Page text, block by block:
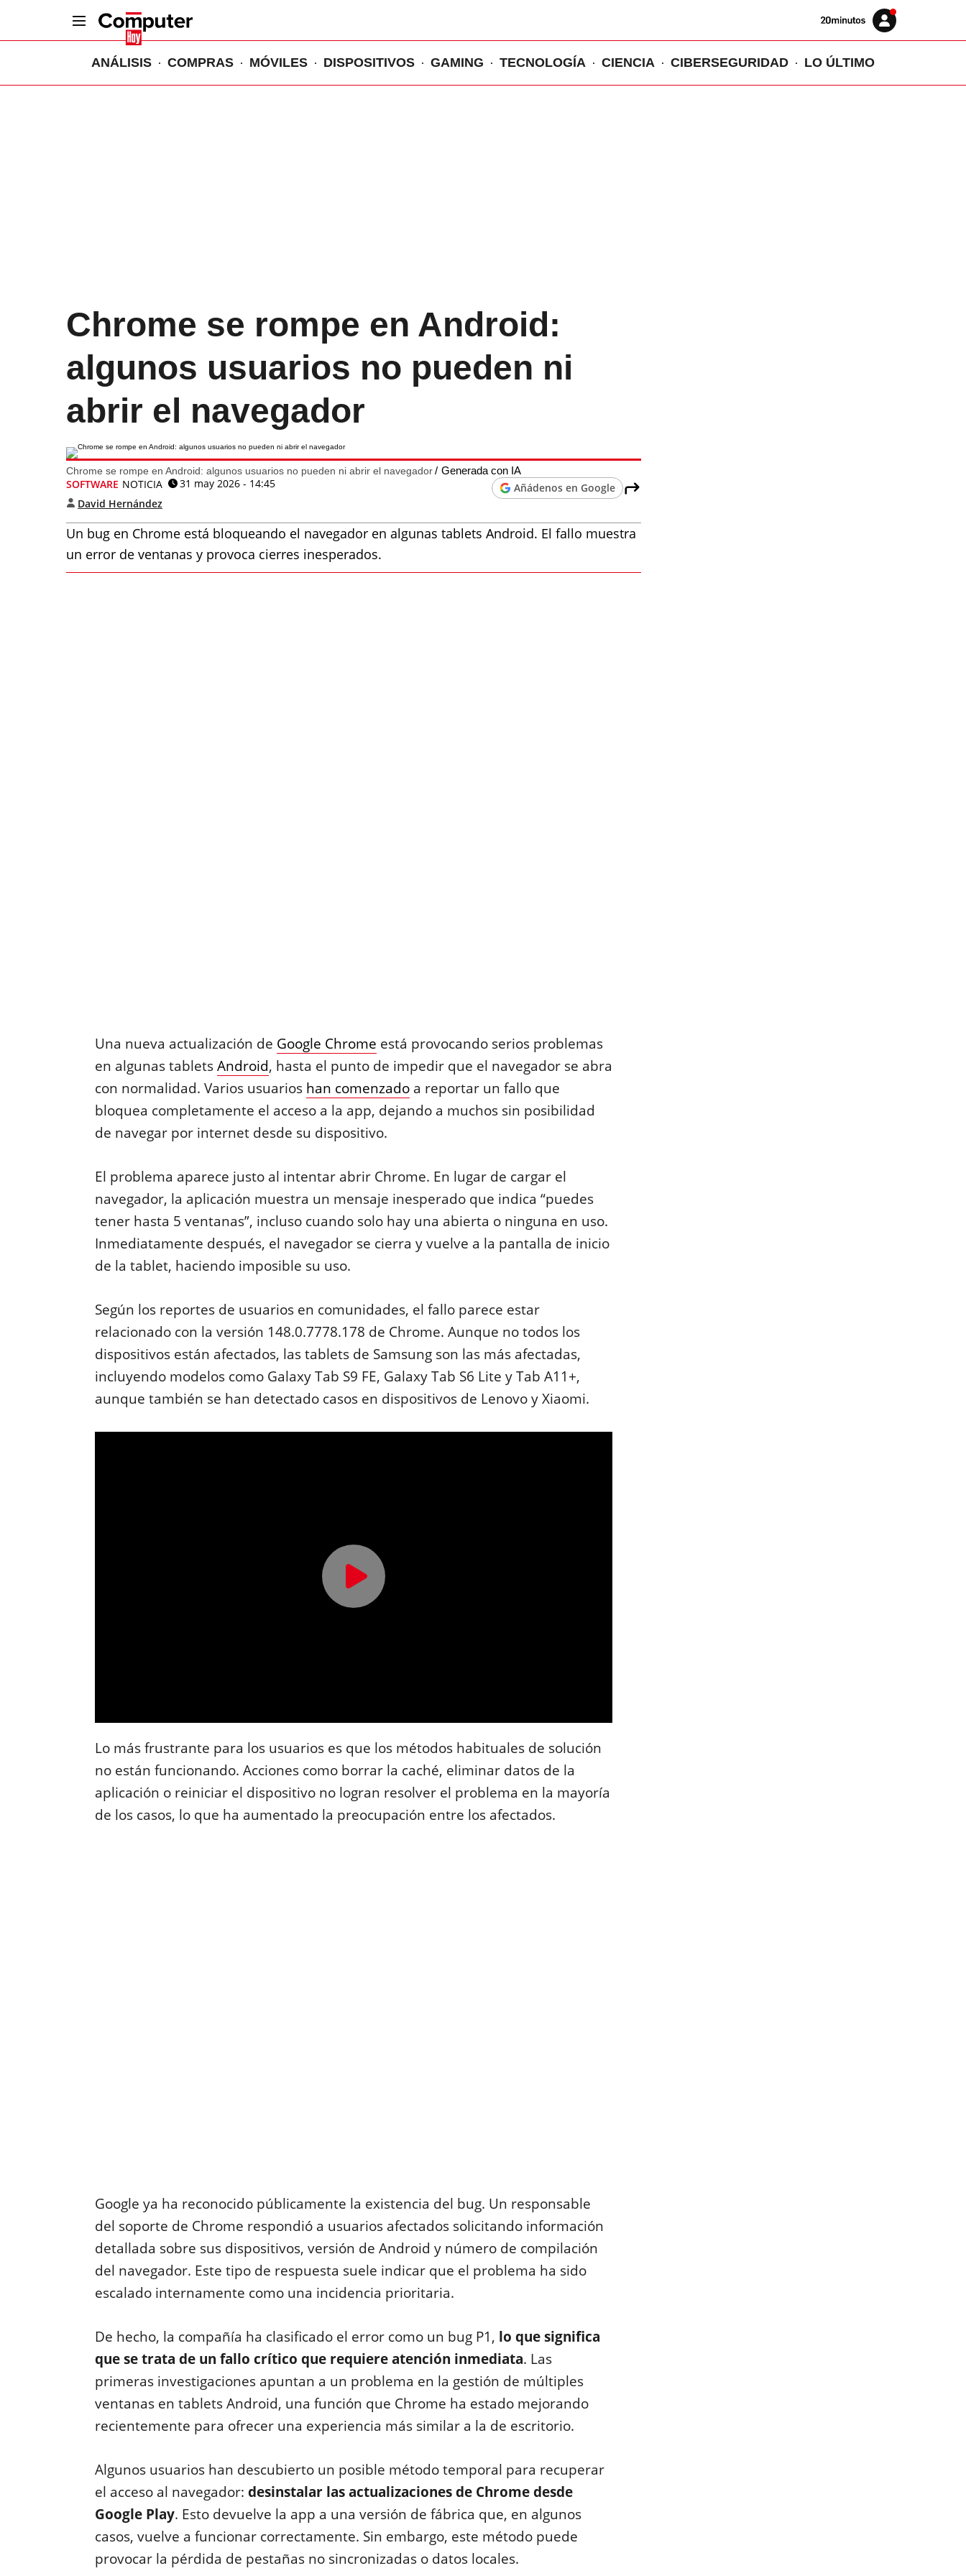
Volver
Iniciar
sesión
ANÁLISIS COMPRAS MÓVILES DISPOSITIVOS GAMING TECNOLOGÍA CIENCIA CIBERSEGURIDAD LO ÚLTIMO
Chrome se rompe en Android:
algunos usuarios no pueden ni
abrir el navegador
Chrome se rompe en Android: algunos usuarios no pueden ni abrir el navegador Generada con IA
SOFTWARE NOTICIA
31 may 2026 - 14:45
David Hernández
Añádenos en Google
Un bug en Chrome está bloqueando el navegador en algunas tablets Android. El fallo muestra
un error de ventanas y provoca cierres inesperados.
Una nueva actualización de Google Chrome está provocando serios problemas
en algunas tabletsAndroid, hasta el punto de impedir que el navegador se abra
con normalidad. Varios usuarios han comenzadoa reportar un fallo que
bloquea completamente el acceso a la app, dejando a muchos sin posibilidad
de navegar por internet desde su dispositivo.
El problema aparece justo al intentar abrir Chrome. En lugar de cargar el
navegador, la aplicación muestra un mensaje inesperado que indica “puedes
tener hasta 5 ventanas”, incluso cuando solo hay una abierta o ninguna en uso.
Inmediatamente después, el navegador se cierra y vuelve a la pantalla de inicio
de la tablet, haciendo imposible su uso.
Según los reportes de usuarios en comunidades, el fallo parece estar
relacionado con la versión 148.0.7778.178 de Chrome. Aunque no todos los
dispositivos están afectados, las tablets de Samsung son las más afectadas,
incluyendo modelos como Galaxy Tab S9 FE, Galaxy Tab S6 Lite y Tab A11+,
aunque también se han detectado casos en dispositivos de Lenovo y Xiaomi.
Lo más frustrante para los usuarios es que los métodos habituales de solución
no están funcionando. Acciones como borrar la caché, eliminar datos de la
aplicación o reiniciar el dispositivo no logran resolver el problema en la mayoría
de los casos, lo que ha aumentado la preocupación entre los afectados.
Google ya ha reconocido públicamente la existencia del bug. Un responsable
del soporte de Chrome respondió a usuarios afectados solicitando información
detallada sobre sus dispositivos, versión de Android y número de compilación
del navegador. Este tipo de respuesta suele indicar que el problema ha sido
escalado internamente como una incidencia prioritaria.
De hecho, la compañía ha clasificado el error como un bug P1, lo que significa
que se trata de un fallo crítico que requiere atención inmediata. Las
primeras investigaciones apuntan a un problema en la gestión de múltiples
ventanas en tablets Android, una función que Chrome ha estado mejorando
recientemente para ofrecer una experiencia más similar a la de escritorio.
Algunos usuarios han descubierto un posible método temporal para recuperar
el acceso al navegador: desinstalar las actualizaciones de Chrome desde
Google Play. Esto devuelve la app a una versión de fábrica que, en algunos
casos, vuelve a funcionar correctamente. Sin embargo, este método puede
provocar la pérdida de pestañas no sincronizadas o datos locales.